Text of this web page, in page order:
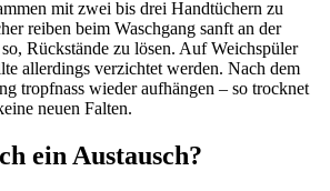
mit zwei bis drei Handtüchern zu
reiben beim Waschgang sanft an der
Rückstände zu lösen. Auf Weichspüler
allerdings verzichtet werden. Nach dem
tropfnass wieder aufhängen – so trocknet
neuen Falten.
ein Austausch?